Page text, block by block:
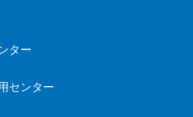
ター
センター